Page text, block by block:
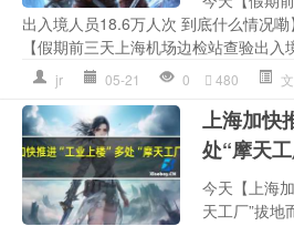
出入境人员18.6万人次 到底什么情况
【假期前三天上海机场边检站查验出
jr 05-21 0 480
上海加快
处“摩天
今天【上海
天工厂”拔地